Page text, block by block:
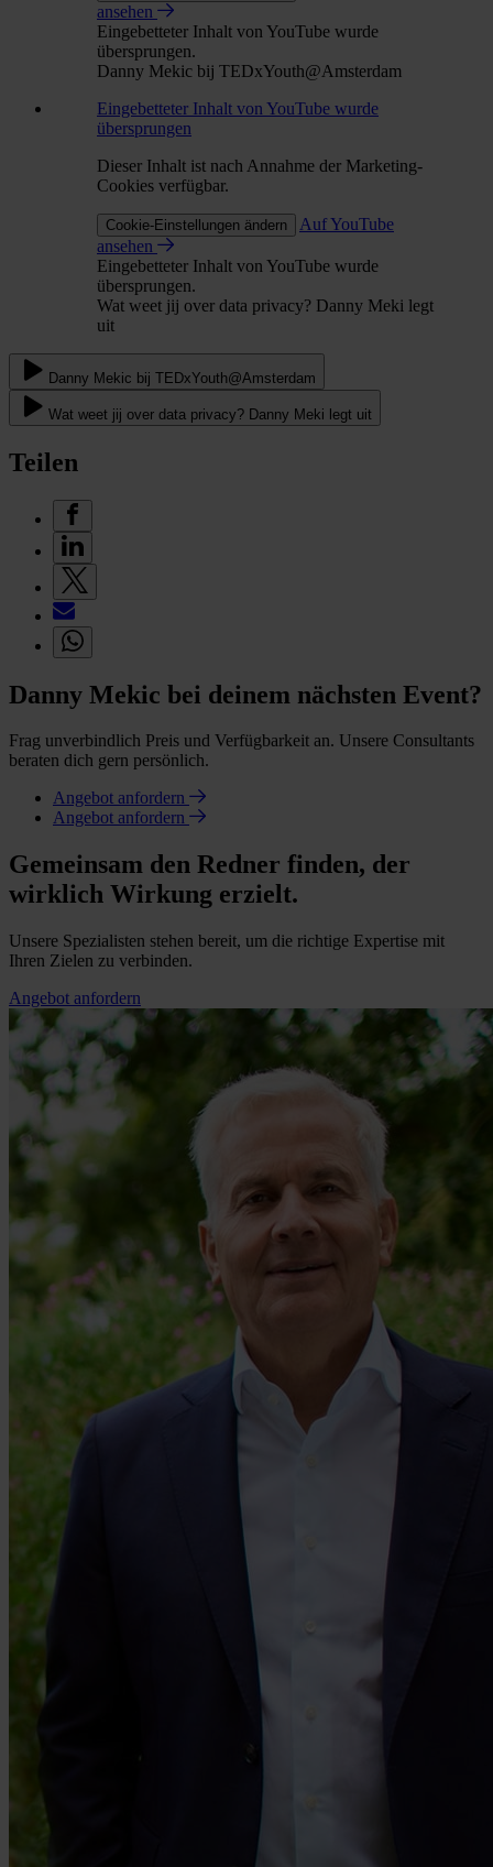
ansehen
Eingebetteter Inhalt von YouTube wurde
übersprungen.
Danny Mekic bij TEDxYouth@Amsterdam
Eingebetteter Inhalt von YouTube wurde
übersprungen
Dieser Inhalt ist nach Annahme der Marketing-
Cookies verfügbar.
Cookie-Einstellungen ändern
Auf YouTube
ansehen
Eingebetteter Inhalt von YouTube wurde
übersprungen.
Wat weet jij over data privacy? Danny Meki legt
uit
Danny Mekic bij TEDxYouth@Amsterdam
Wat weet jij over data privacy? Danny Meki legt uit
Teilen
Danny Mekic bei deinem nächsten Event?
Frag unverbindlich Preis und Verfügbarkeit an. Unsere Consultants
beraten dich gern persönlich.
Angebot anfordern
Angebot anfordern
Gemeinsam den Redner finden, der
wirklich Wirkung erzielt.
Unsere Spezialisten stehen bereit, um die richtige Expertise mit
Ihren Zielen zu verbinden.
Angebot anfordern